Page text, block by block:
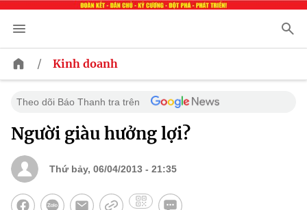
/ Kinh doanh
Theo dõi Báo Thanh tra trên
Người giàu hưởng lợi?
Thứ bảy, 06/04/2013 - 21:35